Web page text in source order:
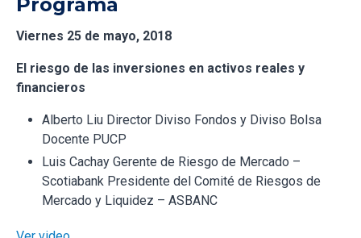
Viernes 25 de mayo, 2018
El riesgo de las inversiones en activos reales y
financieros
Alberto Liu Director Diviso Fondos y Diviso Bolsa
Docente PUCP
Luis Cachay Gerente de Riesgo de Mercado –
Scotiabank Presidente del Comité de Riesgos de
Mercado y Liquidez – ASBANC